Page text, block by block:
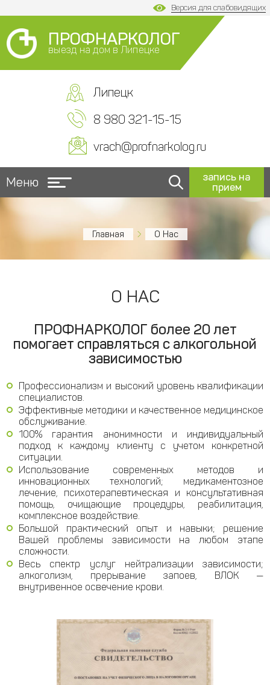
Версия для слабовидящих
ПРОФНАРКОЛОГ
выезд на дом в Липецке
Липецк
8 980 321-15-15
vrach@profnarkolog.ru
Меню
запись на
прием
Главная О Нас
О НАС
ПРОФНАРКОЛОГ более 20 лет
помогает справляться с алкогольной
зависимостью
Профессионализм и высокий уровень квалификации
специалистов.
Эффективные методики и качественное медицинское
обслуживание.
100% гарантия анонимности и индивидуальный
подход к каждому клиенту с учетом конкретной
ситуации.
Использование современных методов и
инновационных технологий; медикаментозное
лечение, психотерапевтическая и консультативная
помощь, очищающие процедуры, реабилитация,
комплексное воздействие.
Большой практический опыт и навыки; решение
Вашей проблемы зависимости на любом этапе
сложности.
Весь спектр услуг нейтрализации зависимости;
алкоголизм, прерывание запоев, ВЛОК —
внутривенное освечение крови.